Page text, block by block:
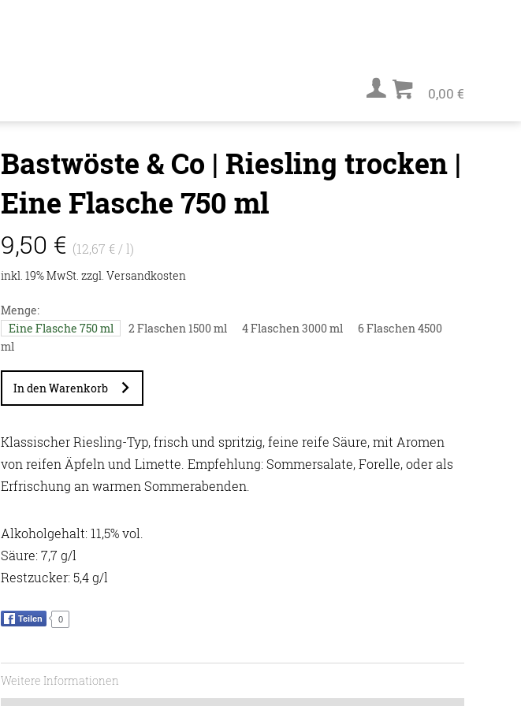
0,00 €
Bastwöste & Co | Riesling trocken |
Eine Flasche 750 ml
9,50 € (12,67 € / l)
inkl. 19% MwSt. zzgl. Versandkosten
Menge:
Eine Flasche 750 ml
2 Flaschen 1500 ml 4 Flaschen 3000 ml
6 Flaschen 4500
ml
In den Warenkorb
Klassischer Riesling-Typ, frisch und spritzig, feine reife Säure, mit Aromen
von reifen Äpfeln und Limette. Empfehlung: Sommersalate, Forelle, oder als
Erfrischung an warmen Sommerabenden.
Alkoholgehalt: 11,5% vol.
Säure: 7,7 g/l
Restzucker: 5,4 g/l
Teilen 0
Weitere Informationen